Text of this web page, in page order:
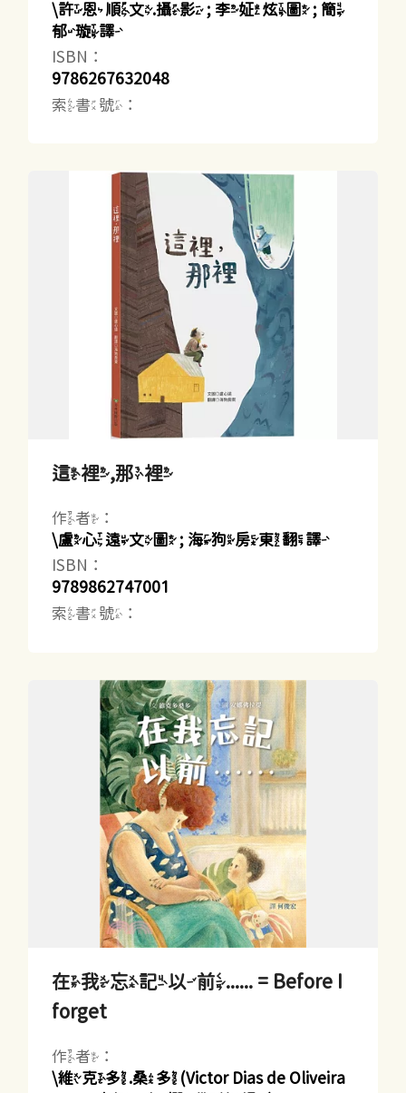
\許恩順文.攝影 ; 李姃炫圖 ; 簡
郁璇譯
ISBN：
9786267632048
索書號：
這裡,那裡
作者：
\盧心遠文圖 ; 海狗房東翻譯
ISBN：
9789862747001
索書號：
在我忘記以前...... = Before I
forget
作者：
\維克多.桑多(Victor Dias de Oliveira